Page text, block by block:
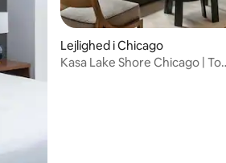
Lejlighed i Chicago
Kasa Lake Shore Chicago | To